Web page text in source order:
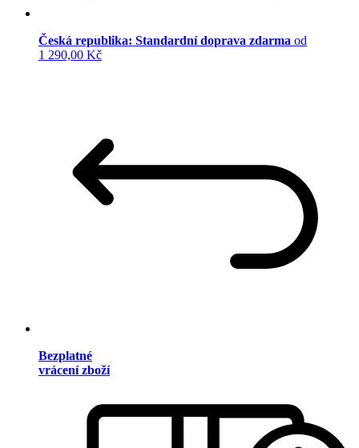
Česká republika: Standardní doprava zdarma od
1 290,00 Kč
Bezplatné
vrácení zboží